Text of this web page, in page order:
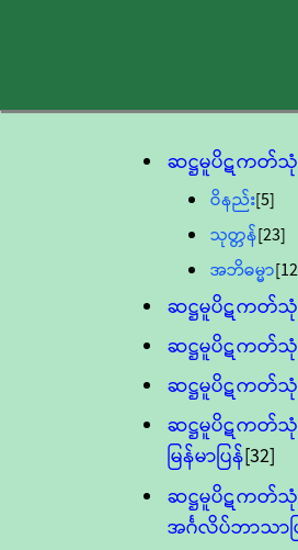
ဆဋ္ဌမူပိဋကတ်သုံ
ဝိနည်း[5]
သုတ္တန်[23]
အဘိဓမ္မာ
ဆဋ္ဌမူပိဋကတ်သုံ
ဆဋ္ဌမူပိဋကတ်သုံ
ဆဋ္ဌမူပိဋကတ်
ဆဋ္ဌမူပိဋကတ်သုံ
မြန်မာပြန်[32]
ဆဋ္ဌမူပိဋကတ်သုံ
အင်္ဂလိပ်ဘာသာပ